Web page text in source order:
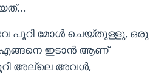
പൂറി മോൾ ചെയ്തുള്ളു, ഒരു
എങ്ങനെ ഇടാൻ ആണ്
അല്ലെ അവൾ,